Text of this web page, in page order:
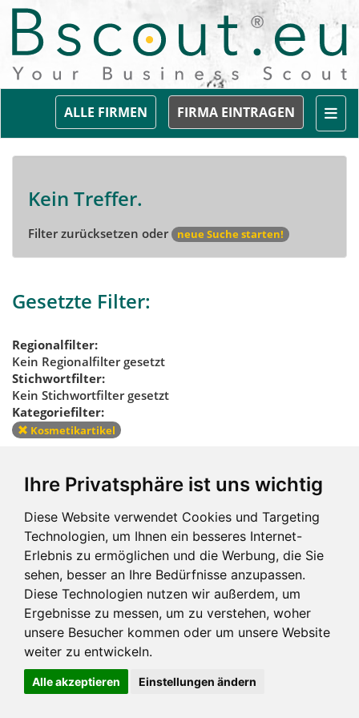
Ihre Privatsphäre ist uns wichtig
Diese Website verwendet Cookies und Targeting
Technologien, um Ihnen ein besseres Internet-
Erlebnis zu ermöglichen und die Werbung, die Sie
sehen, besser an Ihre Bedürfnisse anzupassen.
Diese Technologien nutzen wir außerdem, um
Ergebnisse zu messen, um zu verstehen, woher
unsere Besucher kommen oder um unsere Website
weiter zu entwickeln.
Alle akzeptieren Einstellungen ändern
FIRMA EINTRAGEN
ALLE FIRMEN
Kein Treffer.
Filter zurücksetzen oder neue Suche starten!
Gesetzte Filter:
Regionalfilter:
Kein Regionalfilter gesetzt
Stichwortfilter:
Kein Stichwortfilter gesetzt
Kategoriefilter:
Kosmetikartikel
Kategoriefilter
zurücksetzen
Impressum und mehr